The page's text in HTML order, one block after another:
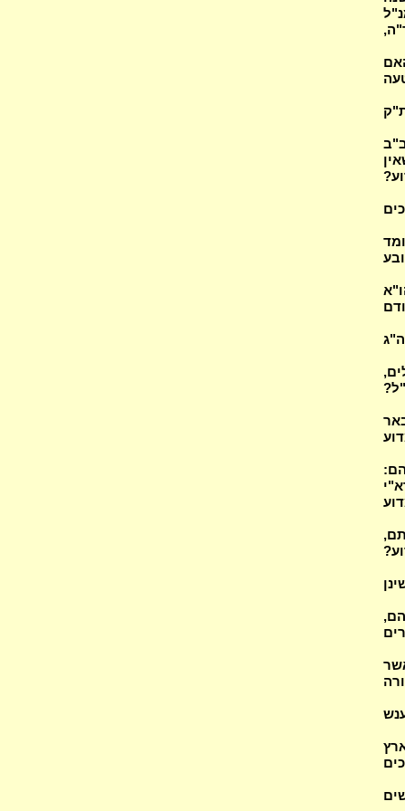
עצמו (3)? במה טעה
ב' אנשים במחנה כיצד נשתיירו (2) באר
לאלדד ומידד? מה נתנבאו (3) מדוע
הם:
אשר